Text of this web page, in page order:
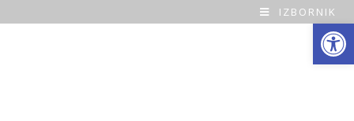
Open toolbar
O
IZBORNIK